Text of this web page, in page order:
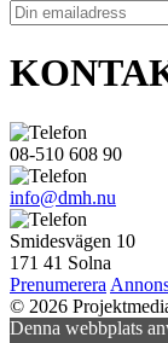
08-510 608 90
info@dmh.nu
Smidesvägen 10
171 41 Solna
Prenumerera
© 2026
Denna webbplats